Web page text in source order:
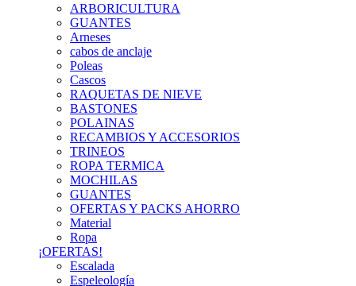
ARBORICULTURA
GUANTES
Arneses
cabos de anclaje
Poleas
Cascos
RAQUETAS DE NIEVE
BASTONES
POLAINAS
RECAMBIOS Y ACCESORIOS
TRINEOS
ROPA TERMICA
MOCHILAS
GUANTES
OFERTAS Y PACKS AHORRO
Material
Ropa
¡OFERTAS!
Escalada
Espeleología